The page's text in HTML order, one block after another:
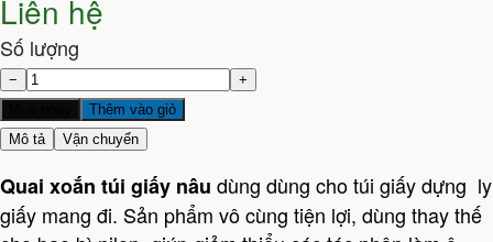
Liên hệ
Số lượng
−
+
Thêm vào giỏ
Mô tả
Vận chuyển
Quai xoắn túi giấy nâu dùng dùng cho túi giấy dựng ly
giấy mang đi. Sản phẩm vô cùng tiện lợi, dùng thay thế